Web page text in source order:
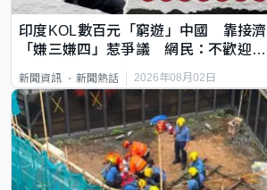
印度KOL數百元「窮遊」中國 靠接濟
「嫌三嫌四」惹爭議 網民：不歡迎劣
新聞資訊 新聞熱話 2026年08月02日